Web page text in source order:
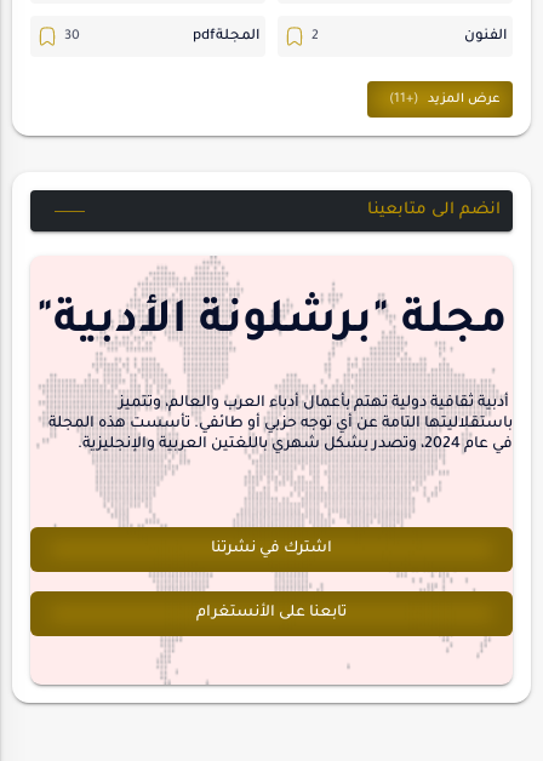
الفنون المجلةpdf
المسرح
هايكو
interview
انضم الى متابعينا
مجلة "برشلونة الأدبية"
أدبية ثقافية دولية تهتم بأعمال أدباء العرب والعالم، وتتميز
باستقلاليتها التامة عن أي توجه حزبي أو طائفي. تأسست هذه المجلة
في عام 2024، وتصدر بشكل شهري باللغتين العربية والإنجليزية.
اشترك في نشرتنا
تابعنا على الأنستغرام